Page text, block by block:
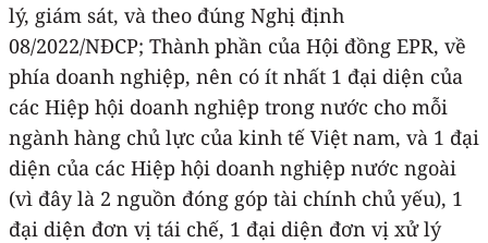
lý, giám sát, và theo đúng Nghị định
08/2022/NĐCP; Thành phần của Hội đồng EPR, về
phía doanh nghiệp, nên có ít nhất 1 đại diện của
các Hiệp hội doanh nghiệp trong nước cho mỗi
ngành hàng chủ lực của kinh tế Việt nam, và 1 đại
diện của các Hiệp hội doanh nghiệp nước ngoài
(vì đây là 2 nguồn đóng góp tài chính chủ yếu), 1
đại diện đơn vị tái chế, 1 đại diện đơn vị xử lý